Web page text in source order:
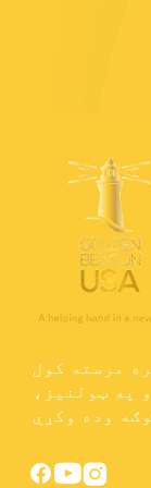
مرسته کول
په ټولنیز،